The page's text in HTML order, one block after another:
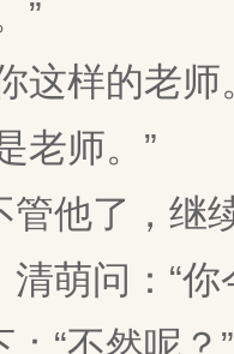
”
样的老师
师。”
他了，继
问：“你